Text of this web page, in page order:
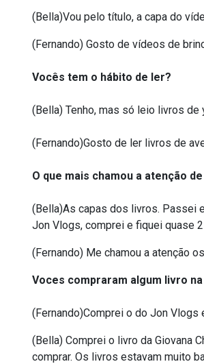
(Bella)Vou pelo título, a capa do
(Fernando) Gosto de vídeos de
Vocês tem o hábito de ler?
(Bella) Tenho, mas só leio livros de
(Fernando)Gosto de ler livros de
O que mais chamou a atenção
(Bella)As capas dos livros. Passei
Jon Vlogs, comprei e fiquei quase
(Fernando) Me chamou a atenção
Voces compraram algum livro na
(Fernando)Comprei o do Jon Vlogs
(Bella) Comprei o livro da Giovana
comprar. Os livros estavam muito